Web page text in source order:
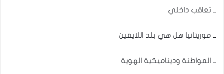
ــ تعاقب داخلي
ــ موريتانيا هل هي بلد اللايقين
ــ المواطنة وديناميكية الهوية